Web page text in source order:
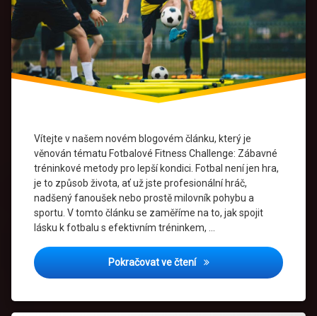
Vítejte v našem novém blogovém článku, který je
věnován tématu Fotbalové Fitness Challenge: Zábavné
tréninkové metody pro lepší kondici. Fotbal není jen hra,
je to způsob života, ať už jste profesionální hráč,
nadšený fanoušek nebo prostě milovník pohybu a
sportu. V tomto článku se zaměříme na to, jak spojit
lásku k fotbalu s efektivním tréninkem, …
Pokračovat ve čteníFotbalové Fitness
Motivace
Silový
trénink
Trénink
Vytrvalostní
trénink
Zábavný
trénink
Zdraví a
wellness